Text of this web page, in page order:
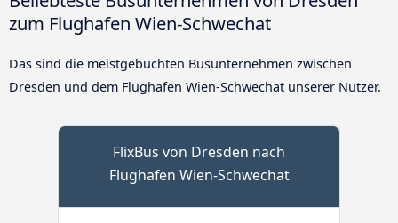
zum Flughafen Wien-Schwechat
Das sind die meistgebuchten Busunternehmen zwischen
Dresden und dem Flughafen Wien-Schwechat unserer Nutzer.
FlixBus von Dresden nach
Flughafen Wien-Schwechat